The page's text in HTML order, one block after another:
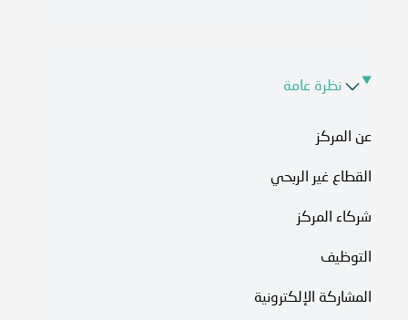
نظرة عامة
عن المركز
القطاع غير الربحي
شركاء المركز
التوظيف
المشاركة الإلكترونية